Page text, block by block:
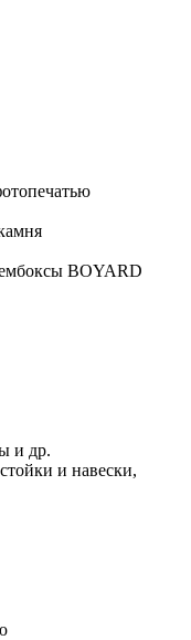
BOYARD
и др.
и навески,